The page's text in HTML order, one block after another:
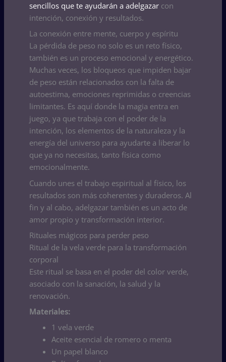
sencillos que te ayudarán a adelgazarcon
intención, conexión y resultados.
La conexión entre mente, cuerpo y espíritu
La pérdida de peso no solo es un reto físico,
también es un proceso emocional y energético.
Muchas veces, los bloqueos que impiden bajar
de peso están relacionados con la falta de
autoestima, emociones reprimidas o creencias
limitantes. Es aquí donde la magia entra en
juego, ya que trabaja con el poder de la
intención, los elementos de la naturaleza y la
energía del universo para ayudarte a liberar lo
que ya no necesitas, tanto física como
emocionalmente.
Cuando unes el trabajo espiritual al físico, los
resultados son más coherentes y duraderos. Al
fin y al cabo, adelgazar también es un acto de
amor propio y transformación interior.
Rituales mágicos para perder peso
Ritual de la vela verde para la transformación
corporal
Este ritual se basa en el poder del color verde,
asociado con la sanación, la salud y la
renovación.
Materiales:
1 vela verde
Aceite esencial de romero o menta
Un papel blanco